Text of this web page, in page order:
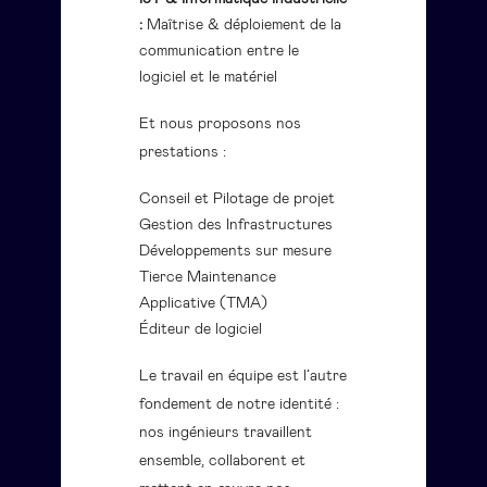
: Maîtrise & déploiement de la
communication entre le
logiciel et le matériel
Et nous proposons nos
prestations :
Conseil et Pilotage de projet
Gestion des Infrastructures
Développements sur mesure
Tierce Maintenance
Applicative (TMA)
Éditeur de logiciel
Le travail en équipe est l’autre
fondement de notre identité :
nos ingénieurs travaillent
ensemble, collaborent et